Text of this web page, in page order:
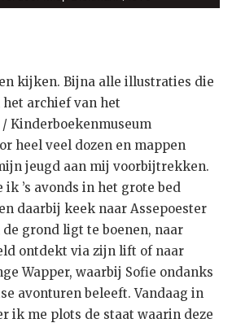
kijken. Bijna alle illustraties die
archief van het
Kinderboekenmuseum
heel veel dozen en mappen
jeugd aan mij voorbijtrekken.
’s avonds in het grote bed
daarbij keek naar Assepoester
grond ligt te boenen, naar
ontdekt via zijn lift of naar
Wapper, waarbij Sofie ondanks
avonturen beleeft. Vandaag in
ik me plots de staat waarin deze